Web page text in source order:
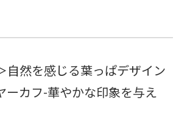
自然を感じる葉っぱデザイン
ーカフ-華やかな印象を与え